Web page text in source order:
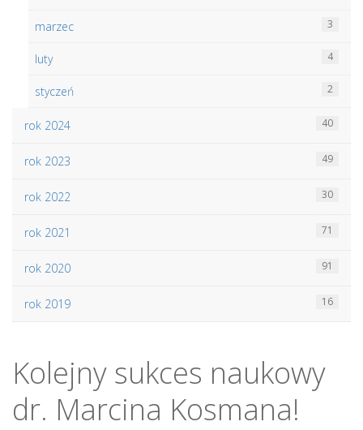
marzec 3
luty 4
styczeń 2
rok 2024 40
rok 2023 49
rok 2022 30
rok 2021 71
rok 2020 91
rok 2019 16
Kolejny sukces naukowy
dr. Marcina Kosmana!